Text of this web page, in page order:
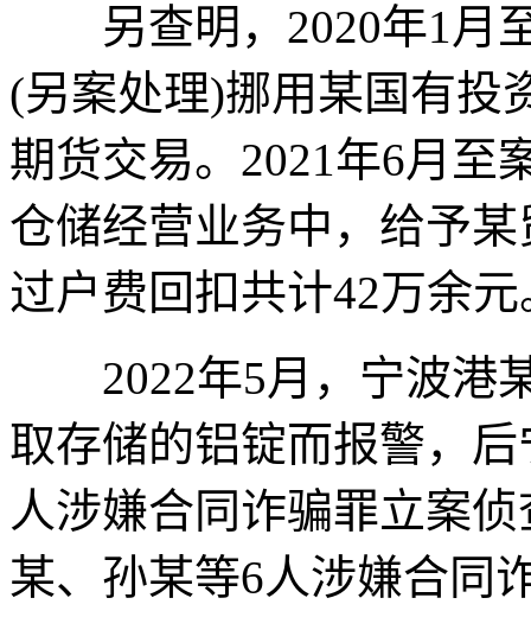
另查明，2020年1月
(另案处理)挪用某国有投
期货交易。2021年6月至
仓储经营业务中，给予
过户费回扣共计42万余元
2022年5月，宁波港
取存储的铝锭而报警，
人涉嫌合同诈骗罪立案
某、孙某等6人涉嫌合同